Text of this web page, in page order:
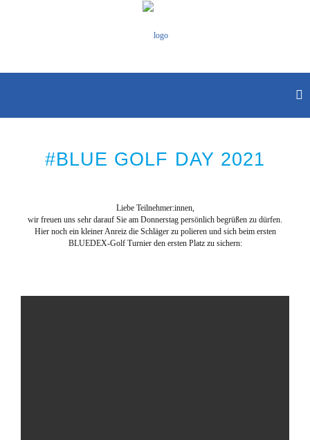
#BLUE GOLF DAY 2021
Liebe Teilnehmer:innen,
wir freuen uns sehr darauf Sie am Donnerstag persönlich begrüßen zu dürfen.
Hier noch ein kleiner Anreiz die Schläger zu polieren und sich beim ersten
BLUEDEX-Golf Turnier den ersten Platz zu sichern: